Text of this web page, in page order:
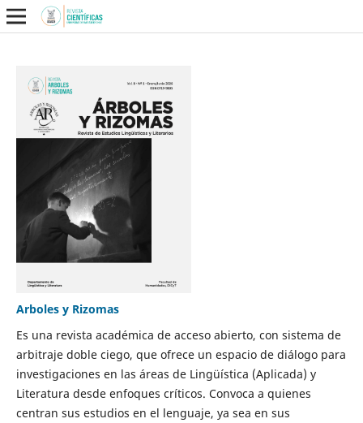
Arboles y Rizomas
Es una revista académica de acceso abierto, con sistema de
arbitraje doble ciego, que ofrece un espacio de diálogo para
investigaciones en las áreas de Lingüística (Aplicada) y
Literatura desde enfoques críticos. Convoca a quienes
centran sus estudios en el lenguaje, ya sea en sus